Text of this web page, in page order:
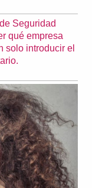
Seguridad
qué empresa
solo introducir el